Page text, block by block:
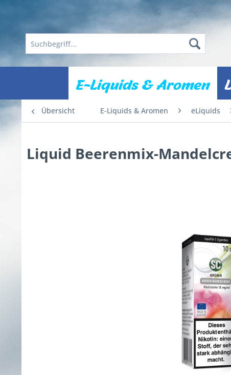
E-Liquids & Aromen
Übersicht E-Liquids & Aromen eLiquids
Liquid Beerenmix-